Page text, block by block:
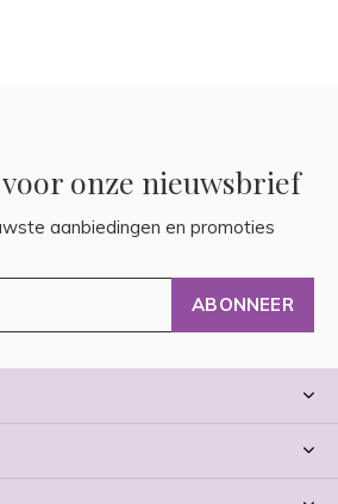
onze nieuwsbrief
aanbiedingen en promoties
ABONNEER